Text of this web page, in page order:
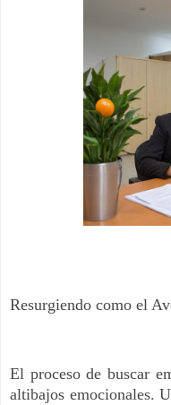
Resurgiendo como el
El proceso de buscar
altibajos emocionales.